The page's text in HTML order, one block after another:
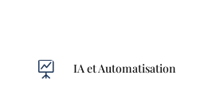
 IA et Automatisation